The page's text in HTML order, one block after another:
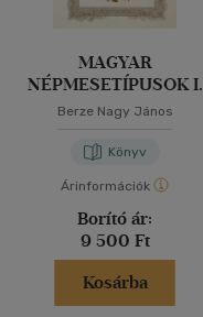
MAGYAR
NÉPMESETÍPUSOK I.
Berze Nagy János
Könyv
Árinformációk
Borító ár:
9 500 Ft
Kosárba